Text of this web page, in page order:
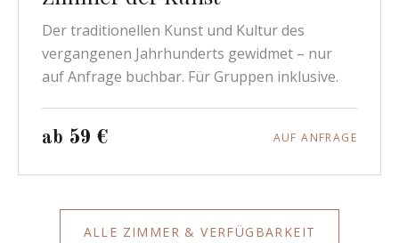
Der traditionellen Kunst und Kultur des
vergangenen Jahrhunderts gewidmet – nur
auf Anfrage buchbar. Für Gruppen inklusive.
ab 59 € AUF ANFRAGE
ALLE ZIMMER & VERFÜGBARKEIT